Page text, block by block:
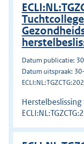
Datum publicatie:
Datum uitspraak: